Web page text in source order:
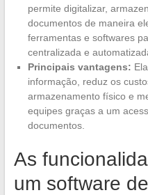
permite digitalizar,
documentos de maneira
ferramentas e softwares
centralizada e
Principais vantagens:
informação, reduz os
armazenamento físico e
equipes graças a um
documentos.
As
um software